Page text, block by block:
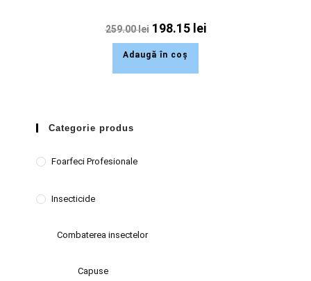
259.00lei 198.15 lei
Adaugă în coș
Categorie produs
Foarfeci Profesionale
Insecticide
Combaterea insectelor
Capuse